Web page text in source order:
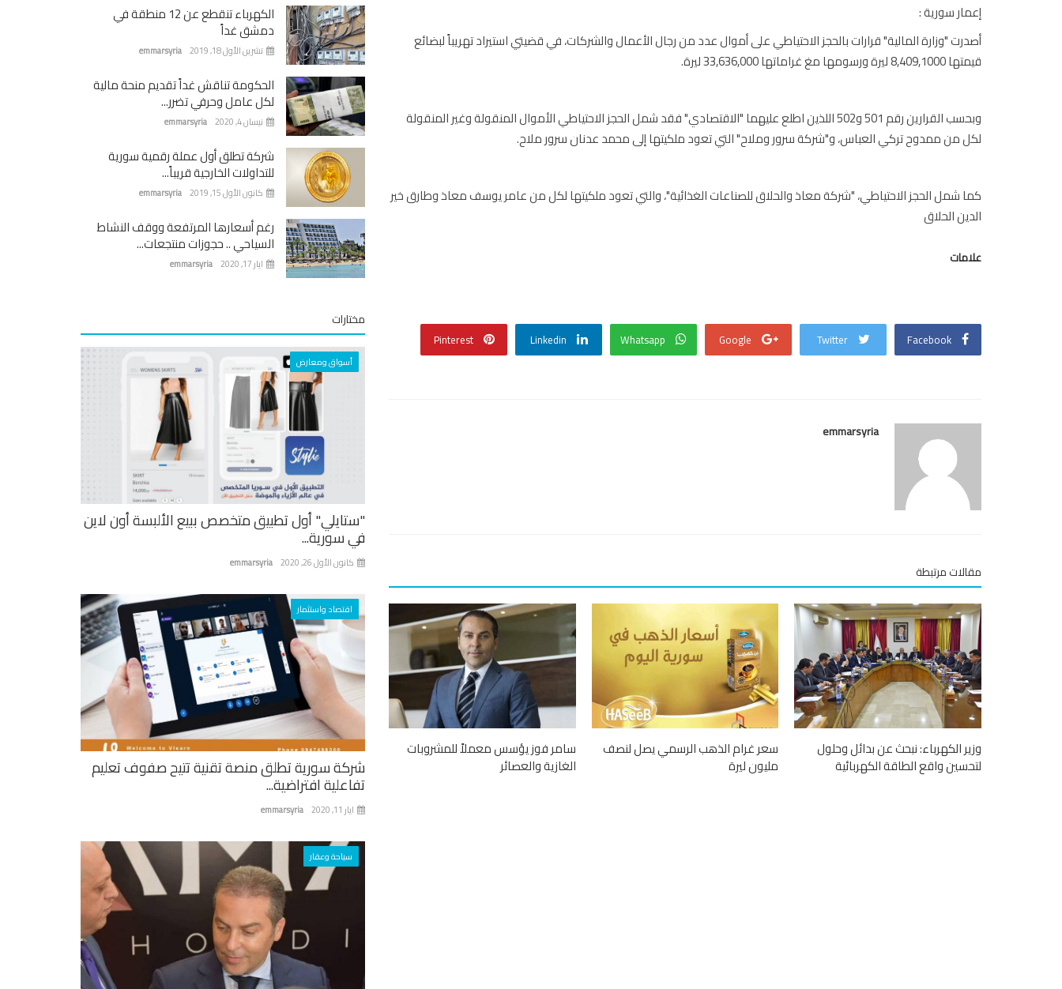
إعمار سورية :
أصدرت "وزارة المالية" قرارات بالحجز الاحتياطي على أموال عدد من رجال الأعمال والشركات، في قضيتي استيراد تهريباً لبضائع
قيمتها 8,409,1000 ليرة ورسومها مغ غراماتها 33,636,000 ليرة.
وبحسب القرارين رقم 501 و502 اللذين اطلع عليهما "الاقتصادي" فقد شمل الحجز الاحتياطي الأموال المنقولة وغير المنقولة
لكل من ممدوح تركي العباس، و"شركة سرور وملاح" التي تعود ملكيتها إلى محمد عدنان سرور ملاح.
كما شمل الحجز الاحتياطي، "شركة معاذ والحلاق للصناعات الغذائية"، والتي تعود ملكيتها لكل من عامر يوسف معاذ وطارق خير
الدين الحلاق
علامات
Facebook
Twitter
Google
Whatsapp
Linkedin
Pinterest
emmarsyria
مقالات مرتبطة
وزير الكهرباء: نبحث عن بدائل وحلول
لتحسين واقع الطاقة الكهربائية
سعر غرام الذهب الرسمي يصل لنصف
مليون ليرة
سامر فوز يؤسس معملاً للمشروبات
الغازية والعصائر
الكهرباء تنقطع عن 12 منطقة في
دمشق غداً
emmarsyria تشرين الأول 18, 2019
الحكومة تناقش غداً تقديم منحة مالية
لكل عامل وحرفي تضرر...
emmarsyria نيسان 4, 2020
شركة تطلق أول عملة رقمية سورية
للتداولات الخارجية قريباً...
emmarsyria كانون الأول 15, 2019
رغم أسعارها المرتفعة ووقف النشاط
السياحي .. حجوزات منتجعات...
emmarsyria ايار 17, 2020
مختارات
أسواق ومعارض
"ستايلي" أول تطبيق متخصص ببيع الألبسة أون لاين
في سورية...
emmarsyria كانون الأول 26, 2020
اقتصاد واستثمار
شركة سورية تطلق منصة تقنية تتيح صفوف تعليم
تفاعلية افتراضية...
emmarsyria ايار 11, 2020
سياحة وعقار